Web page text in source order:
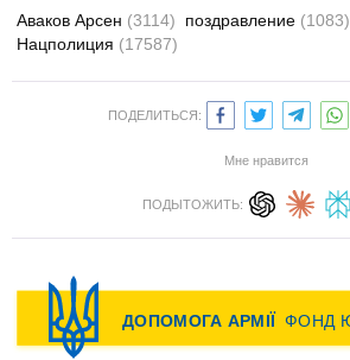
Аваков Арсен (3114) поздравление (1083)
Нацполиция (17587)
ПОДЕЛИТЬСЯ:
Мне нравится
ПОДЫТОЖИТЬ: